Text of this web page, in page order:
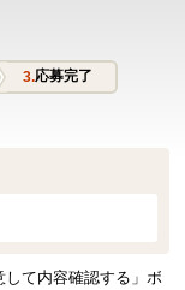
応募完了
て内容確認する」ボ